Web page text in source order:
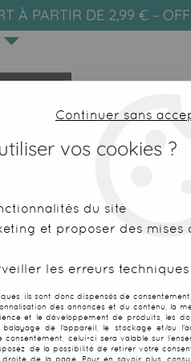
À PARTIR DE 2,99 € ~
FOUTAS
BALI
Continuer sans
vos cookies ?
du site
et proposer des mises
les erreurs techniques
ils sont donc dispensés de consentement.
des annonces et du contenu, la
et le développement de produits, les
de l'appareil, le stockage et/ou
celui-ci sera valable sur
de la possibilité de retirer votre
de la page. Pour en savoir plus,